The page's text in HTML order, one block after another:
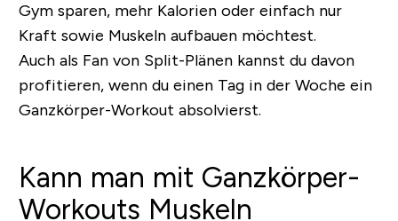
Gym sparen, mehr Kalorien oder einfach nur
Kraft sowie Muskeln aufbauen möchtest.
Auch als Fan von Split-Plänen kannst du davon
profitieren, wenn du einen Tag in der Woche ein
Ganzkörper-Workout absolvierst.
Kann man mit Ganzkörper-
Workouts Muskeln